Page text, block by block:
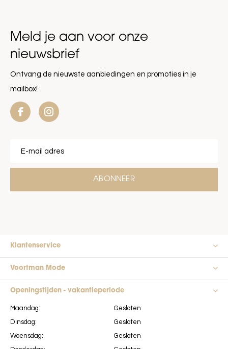
Meld je aan voor onze
nieuwsbrief
Ontvang de nieuwste aanbiedingen en promoties in je
mailbox!
ABONNEER
Klantenservice
Voortman Mode
Openingstijden - vakantieperiode
Maandag:
Dinsdag:
Woensdag:
Gesloten
Gesloten
Gesloten